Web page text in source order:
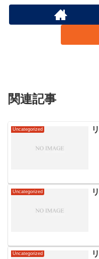
関連記事
Uncategorized
Uncategorized
Uncategorized